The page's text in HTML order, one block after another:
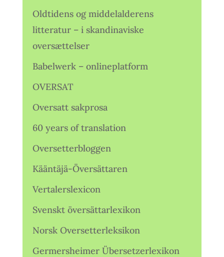
Oldtidens og middelalderens
litteratur – i skandinaviske
oversættelser
Babelwerk – onlineplatform
OVERSAT
Oversatt sakprosa
60 years of translation
Oversetterbloggen
Kääntäjä-Översättaren
Vertalerslexicon
Svenskt översättarlexikon
Norsk Oversetterleksikon
Germersheimer Übersetzerlexikon